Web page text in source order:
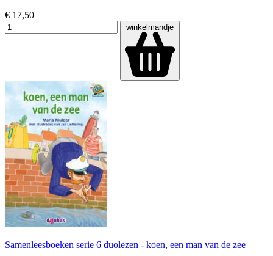
€ 17,50
winkelmandje
Samenleesboeken serie 6 duolezen - koen, een man van de zee